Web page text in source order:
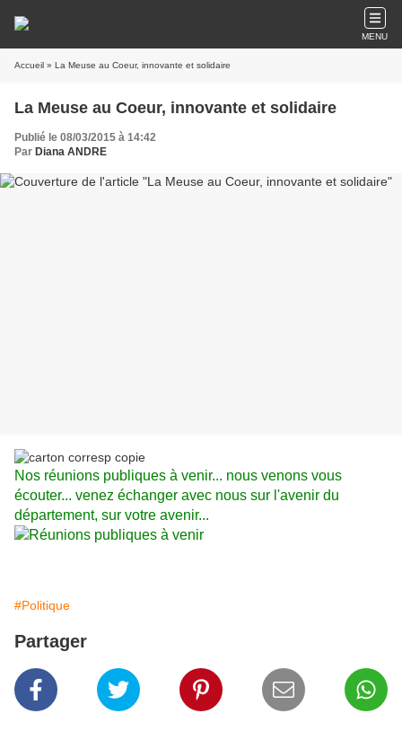
MENU
Accueil » La Meuse au Coeur, innovante et solidaire
La Meuse au Coeur, innovante et solidaire
Publié le 08/03/2015 à 14:42
Par Diana ANDRE
Nos réunions publiques à venir... nous venons vous
écouter... venez échanger avec nous sur l'avenir du
département, sur votre avenir...
#Politique
Partager